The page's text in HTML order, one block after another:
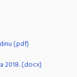
(.pdf)
2018. (.docx)